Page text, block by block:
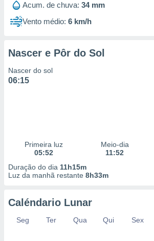
1199
Acum. de chuva: 34 mm
Vento médio: 6 km/h
Nascer e Pôr do Sol
Nascer do sol
06:15
Primeira luz
05:52
Meio-dia
11:52
Duração do dia 11h15m
Luz da manhã restante 8h33m
Caléndario Lunar
Seg Ter Qua Qui Sex